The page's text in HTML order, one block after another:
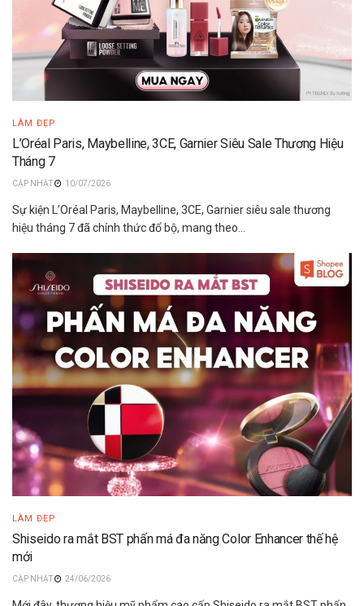
LÀM ĐẸP
L’Oréal Paris, Maybelline, 3CE, Garnier Siêu Sale Thương Hiệu
Tháng 7
10/07/2026
Sự kiện L’Oréal Paris, Maybelline, 3CE, Garnier siêu sale thương
hiệu tháng 7 đã chính thức đổ bộ, mang theo...
LÀM ĐẸP
Shiseido ra mắt BST phấn má đa năng Color Enhancer thế hệ
mới
24/06/2026